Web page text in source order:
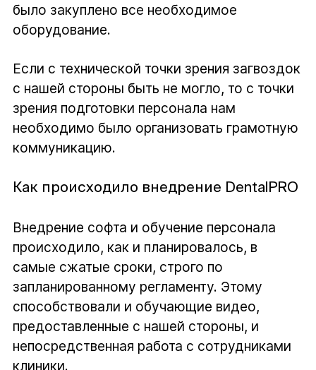
было закуплено все необходимое
оборудование.
Если с технической точки зрения загвоздок
с нашей стороны быть не могло, то с точки
зрения подготовки персонала нам
необходимо было организовать грамотную
коммуникацию.
Как происходило внедрение DentalPRO
Внедрение софта и обучение персонала
происходило, как и планировалось, в
самые сжатые сроки, строго по
запланированному регламенту. Этому
способствовали и обучающие видео,
предоставленные с нашей стороны, и
непосредственная работа с сотрудниками
клиники.